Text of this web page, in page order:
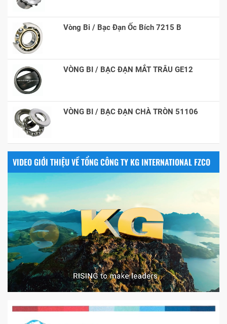
Vòng Bi / Bạc Đạn Ốc Bích 7215 B
VÒNG BI / BẠC ĐẠN MẮT TRÂU GE12
VÒNG BI / BẠC ĐẠN CHÀ TRÒN 51106
VIDEO GIỚI THIỆU VỀ TỔNG CÔNG TY KG INTERNATIONAL FZCO